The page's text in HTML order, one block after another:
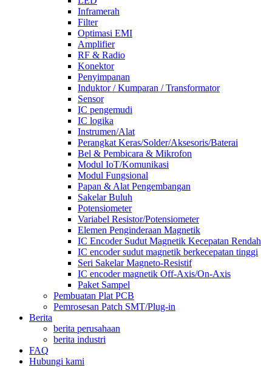
Inframerah
Filter
Optimasi EMI
Amplifier
RF & Radio
Konektor
Penyimpanan
Induktor / Kumparan / Transformator
Sensor
IC pengemudi
IC logika
Instrumen/Alat
Perangkat Keras/Solder/Aksesoris/Baterai
Bel & Pembicara & Mikrofon
Modul IoT/Komunikasi
Modul Fungsional
Papan & Alat Pengembangan
Sakelar Buluh
Potensiometer
Variabel Resistor/Potensiometer
Elemen Penginderaan Magnetik
IC Encoder Sudut Magnetik Kecepatan Rendah
IC encoder sudut magnetik berkecepatan tinggi
Seri Sakelar Magneto-Resistif
IC encoder magnetik Off-Axis/On-Axis
Paket Sampel
Pembuatan Plat PCB
Pemrosesan Patch SMT/Plug-in
Berita
berita perusahaan
berita industri
FAQ
Hubungi kami